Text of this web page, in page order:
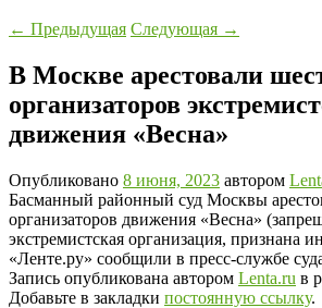
← Предыдущая Следующая →
В Москве арестовали
организаторов
движения «Весна»
Опубликовано 8 июня, 2023 автором
Басманный районный суд Москвы
организаторов движения «Весна»
экстремистская организация, признана
«Ленте.ру» сообщили в пресс-службе
Запись опубликована автором Lenta.ru в
Добавьте в закладки постоянную ссылку.